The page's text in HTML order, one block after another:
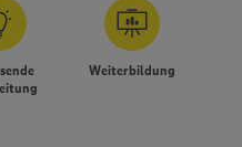
Weiterbildung